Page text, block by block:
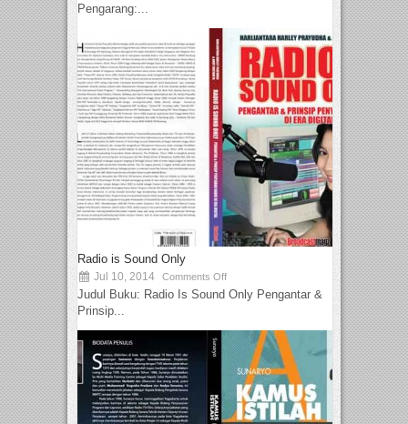
Pengarang:...
Radio is Sound Only
Jul 10, 2014 Comments Off
Judul Buku: Radio Is Sound Only Pengantar &
Prinsip...